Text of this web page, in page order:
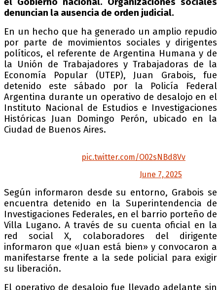
el Gobierno nacional. Organizaciones sociales
denuncian la ausencia de orden judicial.
En un hecho que ha generado un amplio repudio
por parte de movimientos sociales y dirigentes
políticos, el referente de Argentina Humana y de
la Unión de Trabajadores y Trabajadoras de la
Economía Popular (UTEP), Juan Grabois, fue
detenido este sábado por la Policía Federal
Argentina durante un operativo de desalojo en el
Instituto Nacional de Estudios e Investigaciones
Históricas Juan Domingo Perón, ubicado en la
Ciudad de Buenos Aires.
pic.twitter.com/O02sNBd8Vv
June 7, 2025
Según informaron desde su entorno, Grabois se
encuentra detenido en la Superintendencia de
Investigaciones Federales, en el barrio porteño de
Villa Lugano. A través de su cuenta oficial en la
red social X, colaboradores del dirigente
informaron que «Juan está bien» y convocaron a
manifestarse frente a la sede policial para exigir
su liberación.
El operativo de desalojo fue llevado adelante sin